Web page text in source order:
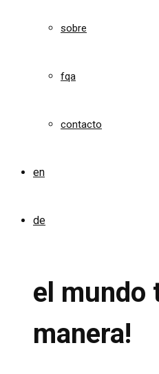
sobre
fqa
contacto
en
de
el mundo
manera!